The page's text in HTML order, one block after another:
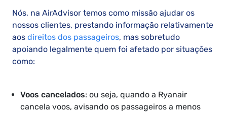
Nós, na AirAdvisor temos como missão ajudar os
nossos clientes, prestando informação relativamente
aos direitos dos passageiros, mas sobretudo
apoiando legalmente quem foi afetado por situações
como:
Voos cancelados: ou seja, quando a Ryanair
cancela voos, avisando os passageiros a menos